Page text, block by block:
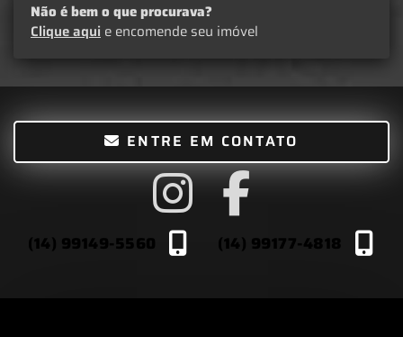
Não é bem o que procurava?
Clique aqui e encomende seu imóvel
ENTRE EM CONTATO
(14) 99149-5560 (14) 99177-4818